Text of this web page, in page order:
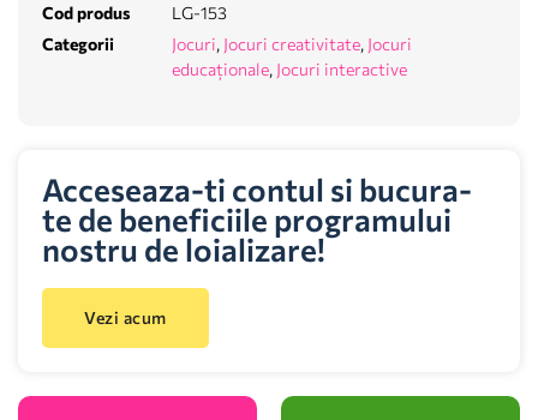
Cod produs
LG-153
Categorii
Jocuri, Jocuri creativitate, Jocuri
educaționale, Jocuri interactive
Acceseaza-ti contul si bucura-
te de beneficiile programului
nostru de loializare!
Vezi acum